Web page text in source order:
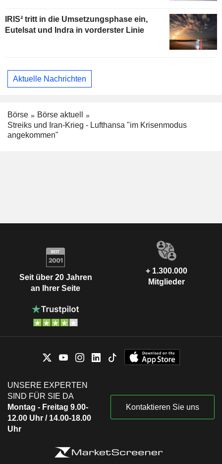
IRIS² tritt in die Umsetzungsphase ein,
Eutelsat und Indra in vorderster Linie
Aktuelle Nachrichten
Börse
Börse aktuell
Streiks und Iran-Krieg - Lufthansa "im Krisenmodus
angekommen"
Seit über 20 Jahren
an Ihrer Seite
+ 1.300.000
Mitglieder
UNSERE EXPERTEN
SIND FÜR SIE DA
Montag - Freitag 9.00-
12.00 Uhr / 14.00-18.00
Uhr
Kontaktieren Sie uns